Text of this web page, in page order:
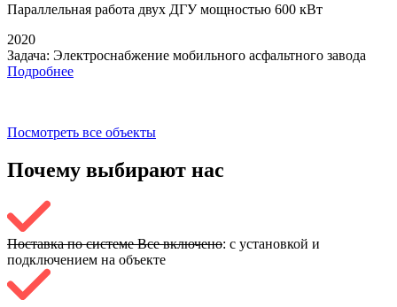
Параллельная работа двух ДГУ мощностью 600 кВт
2020
Задача: Электроснабжение мобильного асфальтного завода
Подробнее
Посмотреть все объекты
Почему выбирают нас
Поставка по системе Все включено: с установкой и
подключением на объекте